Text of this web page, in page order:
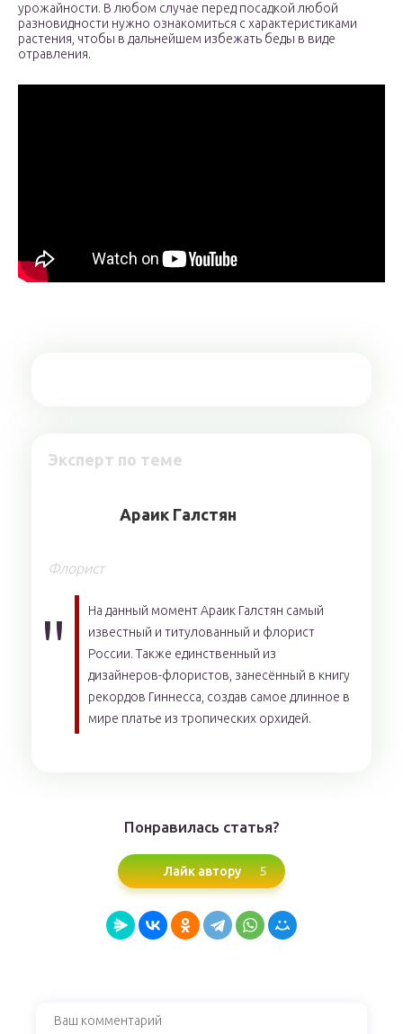
урожайности. В любом случае перед посадкой любой
разновидности нужно ознакомиться с характеристиками
растения, чтобы в дальнейшем избежать беды в виде
отравления.
Эксперт по теме
Aрaик Гaлcтян
Флорист
На данный момент Араик Галстян самый
известный и титулованный и флорист
России. Также единственный из
дизайнеров-флористов, занесённый в книгу
рекордов Гиннесса, создав самое длинное в
мире платье из тропических орхидей.
Понравилась статья?
Лайк автору 5